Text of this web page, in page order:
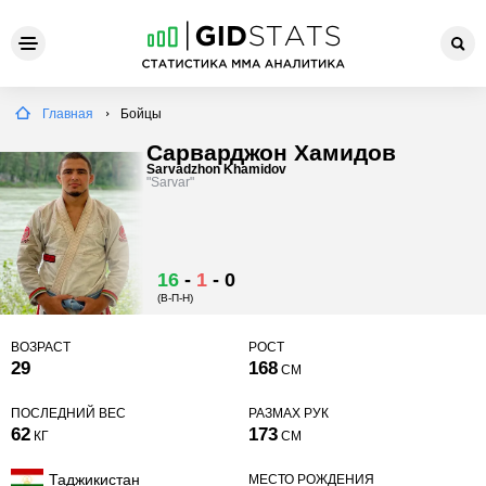
Главная Бойцы
Сарварджон Хамидов
Sarvadzhon Khamidov
"Sarvar"
16 - 1 - 0
(В-П-Н)
ВОЗРАСТ
29
РОСТ
168 СМ
ПОСЛЕДНИЙ ВЕС
62 КГ
РАЗМАХ РУК
173 СМ
Таджикистан
МЕСТО РОЖДЕНИЯ